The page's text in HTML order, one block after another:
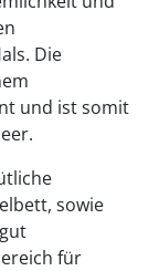
Die
und ist somit
sowie
für